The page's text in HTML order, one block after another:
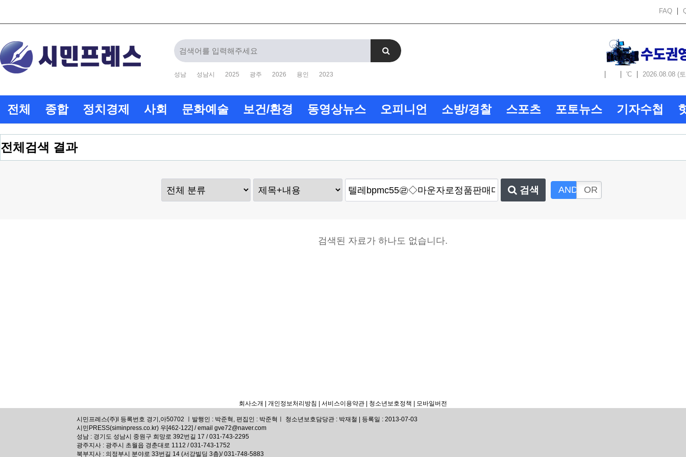
FAQ
성남 성남시 2025 광주 2026 용인 2023 'C 2026.08.08 (
전체 종합 정치경제 사회 문화예술 보건/환경 동영상뉴스 오피니언 소방/경찰 스포츠 포토뉴스 기자수첩
전체검색 결과
검색 AND OR
검색된 자료가 하나도 없습니다.
회사소개 | 개인정보처리방침 | 서비스이용약관 | 청소년보호정책 | 모바일버전
시민프레스(주)l 등록번호 경기,아50702 ㅣ발행인 : 박준혁, 편집인 : 박준혁ㅣ 청소년보호담당관 : 박재철 | 등록일 : 2013-07-03
시민PRESS(siminpress.co.kr) 우[462-122] / email gve72@naver.com
성남 : 경기도 성남시 중원구 희망로 392번길 17 / 031-743-2295
광주지사 : 광주시 초월읍 경춘대로 1112 / 031-743-1752
북부지사 : 의정부시 분야로 33번길 14 (서강빌딩 3층)/ 031-748-5883